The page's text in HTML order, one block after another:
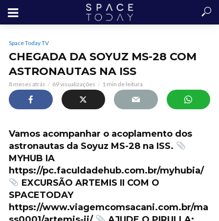
Space Today TV
CHEGADA DA SOYUZ MS-28 COM
ASTRONAUTAS NA ISS
8 meses atrás 69 visualizações 1 min de leitura
Vamos acompanhar o acoplamento dos
astronautas da Soyuz MS-28 na ISS.
MYHUB IA
https://pc.faculdadehub.com.br/myhubia/
EXCURSÃO ARTEMIS II COM O
SPACETODAY
https://www.viagemcomsacani.com.br/ma